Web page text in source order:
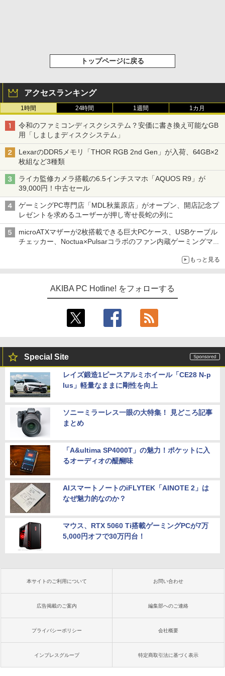
トップページに戻る
アクセスランキング
1時間 24時間 1週間 1カ月
令和のファミコンディスクシステム？安価に書き換え可能なGB
用「しましまディスクシステム」
LexarのDDR5メモリ「THOR RGB 2nd Gen」が入荷、64GB×2
枚組など3種類
ライカ監修カメラ搭載の6.5インチスマホ「AQUOS R9」が
39,000円！中古セール
ゲーミングPC専門店「MDL秋葉原店」がオープン、開店記念プ
レゼントを求めるユーザーが押し寄せ長蛇の列に
microATXマザーが2枚搭載できる巨大PCケース、USBケーブル
チェッカー、Noctua×Pulsarコラボのファン内蔵ゲーミングマウ
もっと見る
AKIBA PC Hotline! をフォローする
Special Site
レイズ鍛造1ピースアルミホイール「CE28 N-p
lus」軽量なままに剛性を向上
ソニーミラーレス一眼の大特集！ 見どころ記事
まとめ
「A&ultima SP4000T」の魅力！ポケットに入
るオーディオの醍醐味
AIスマートノートのiFLYTEK「AINOTE 2」は
なぜ魅力的なのか？
マウス、RTX 5060 Ti搭載ゲーミングPCが7万
5,000円オフで30万円台！
本サイトのご利用について お問い合わせ
広告掲載のご案内 編集部へのご連絡
プライバシーポリシー 会社概要
インプレスグループ 特定商取引法に基づく表示